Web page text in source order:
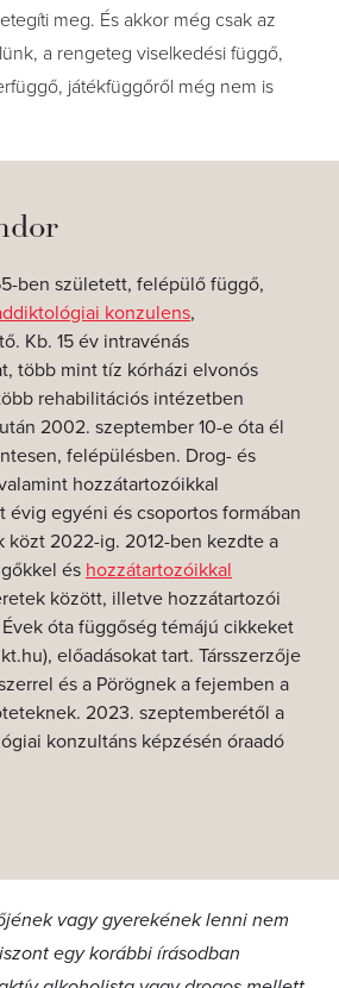
meg. És akkor még csak az
a rengeteg viselkedési függő,
játékfüggőről még nem is
ben született, felépülő függő,
konzulens,
Kb. 15 év intravénás
több mint tíz kórházi elvonós
rehabilitációs intézetben
2002. szeptember 10-e óta él
felépülésben. Drog- és
hozzátartozóikkal
egyéni és csoportos formában
közt 2022-ig. 2012-ben kezdte a
és hozzátartozóikkal
között, illetve hozzátartozói
óta függőség témájú cikkeket
előadásokat tart. Társszerzője
és a Pörögnek a fejemben a
2023. szeptemberétől a
konzultáns képzésén óraadó
vagy gyerekének lenni nem
egy korábbi írásodban